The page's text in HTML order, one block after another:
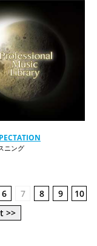
ニング
6 7 8 9
10
>>